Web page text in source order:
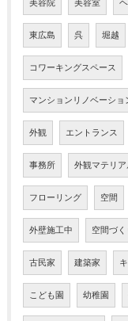
美容院 美容室
東広島 呉 堀越
コワーキングスペース
マンションリノベーショ
外観 エントランス
事務所 外観マテリア
フローリング 空間
外壁施工中 空間づく
古民家 建築家
こども園 幼稚園